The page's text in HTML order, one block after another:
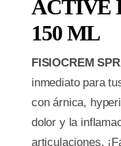
ACTIVE
150 ML
FISIOCREM
inmediato para
con árnica,
dolor y la
articulaciones.